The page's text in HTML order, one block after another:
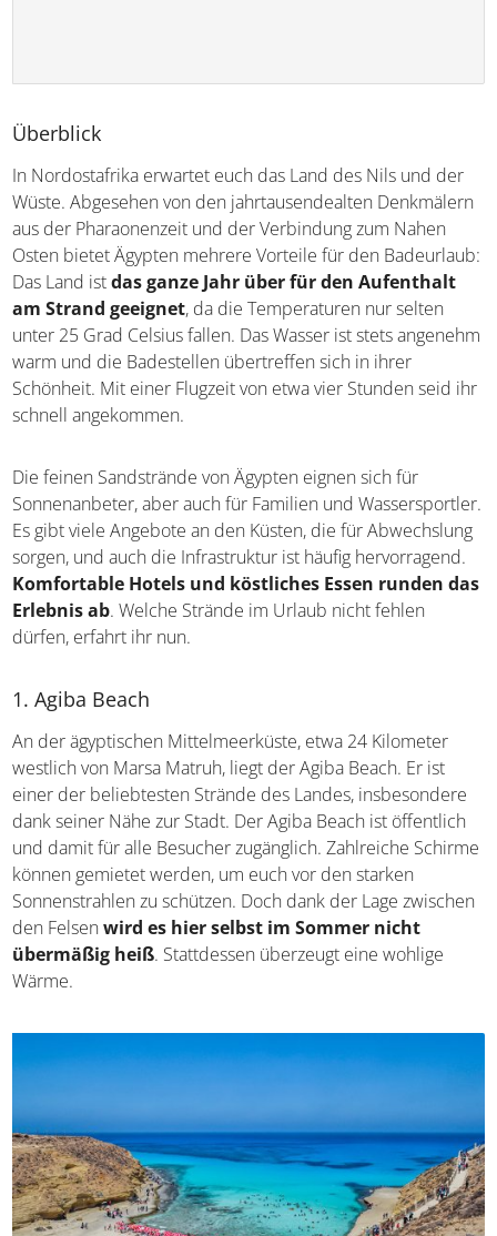
In Nordostafrika erwartet euch das Land des Nils und der
Wüste. Abgesehen von den jahrtausendealten
Denkmälern aus der Pharaonenzeit und der Verbindung
zum Nahen Osten bietet Ägypten mehrere Vorteile für
den Badeurlaub: Das Land istdas ganze Jahr über für
den Aufenthalt am Strand geeignet, da die
Temperaturen nur selten unter 25 Grad Celsius fallen.
Das Wasser ist stets angenehm warm und die Badestellen
übertreffen sich in ihrer Schönheit. Mit einer Flugzeit von
Die feinen Sandstrände von Ägypten eignen sich für
Sonnenanbeter, aber auch für Familien und
Wassersportler. Es gibt viele Angebote an den Küsten, die
für Abwechslung sorgen, und auch die Infrastruktur ist
häufig hervorragend. Komfortable Hotels und
köstliches Essen runden das Erlebnis ab
An der ägyptischen Mittelmeerküste, etwa 24 Kilometer
westlich von Marsa Matruh, liegt der Agiba Beach. Er ist
einer der beliebtesten Strände des Landes, insbesondere
dank seiner Nähe zur Stadt. Der Agiba Beach ist öffentlich
und damit für alle Besucher zugänglich. Zahlreiche
Schirme können gemietet werden, um euch vor den
starken Sonnenstrahlen zu schützen. Doch dank der Lage
zwischen den Felsenwird es hier selbst im Sommer
nicht übermäßig heiß